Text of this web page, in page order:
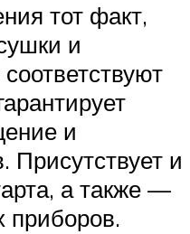
тот факт,
и
и
Присутствует и
а также —
приборов.